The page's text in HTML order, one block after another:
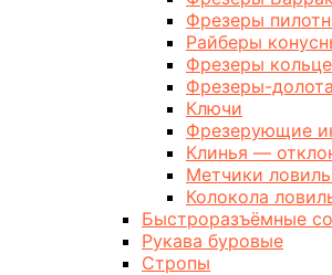
Фрезеры
Райберы
Фрезеры
Фрезеры-
Ключи
Фрезерующие
Клинья —
Метчики
Колокола
Быстроразъёмные
Рукава буровые
Стропы